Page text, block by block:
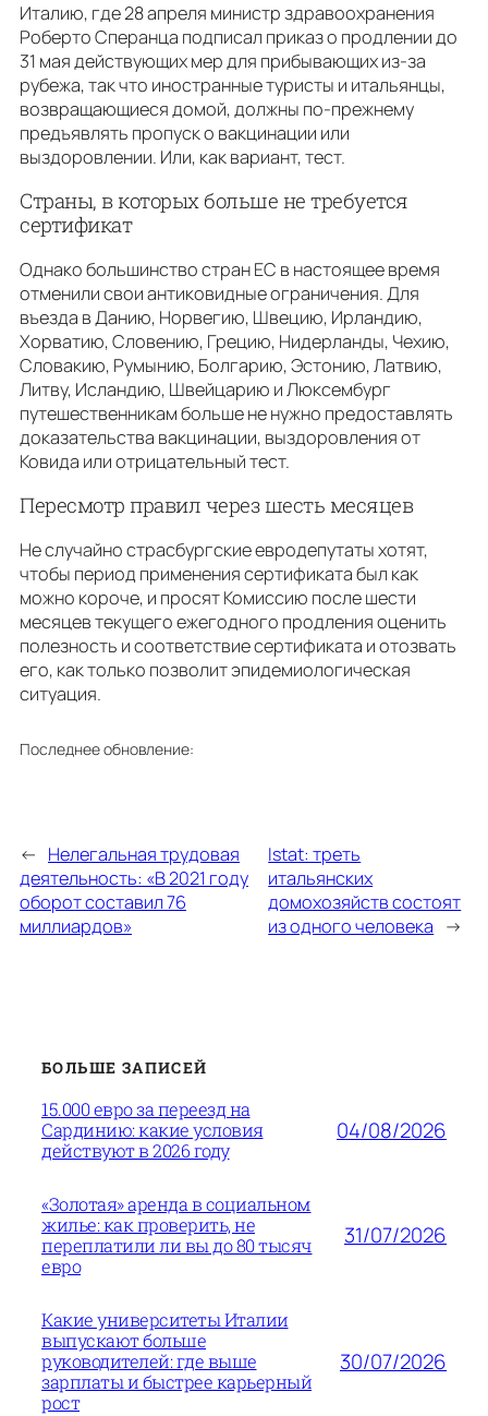
Италию, где 28 апреля министр здравоохранения
Роберто Сперанца подписал приказ о продлении до
31 мая действующих мер для прибывающих из-за
рубежа, так что иностранные туристы и итальянцы,
возвращающиеся домой, должны по-прежнему
предъявлять пропуск о вакцинации или
выздоровлении. Или, как вариант, тест.
Страны, в которых больше не требуется
сертификат
Однако большинство стран ЕС в настоящее время
отменили свои антиковидные ограничения. Для
въезда в Данию, Норвегию, Швецию, Ирландию,
Хорватию, Словению, Грецию, Нидерланды, Чехию,
Словакию, Румынию, Болгарию, Эстонию, Латвию,
Литву, Исландию, Швейцарию и Люксембург
путешественникам больше не нужно предоставлять
доказательства вакцинации, выздоровления от
Ковида или отрицательный тест.
Пересмотр правил через шесть месяцев
Не случайно страсбургские евродепутаты хотят,
чтобы период применения сертификата был как
можно короче, и просят Комиссию после шести
месяцев текущего ежегодного продления оценить
полезность и соответствие сертификата и отозвать
его, как только позволит эпидемиологическая
ситуация.
Последнее обновление:
← Нелегальная трудовая
деятельность: «В 2021 году
оборот составил 76
миллиардов»
Istat: треть
итальянских
домохозяйств состоят
из одного человека →
БОЛЬШЕ ЗАПИСЕЙ
15.000 евро за переезд на
Сардинию: какие условия
действуют в 2026 году
04/08/2026
«Золотая» аренда в социальном
жилье: как проверить, не
переплатили ли вы до 80 тысяч
евро
31/07/2026
Какие университеты Италии
выпускают больше
руководителей: где выше
зарплаты и быстрее карьерный
рост
30/07/2026